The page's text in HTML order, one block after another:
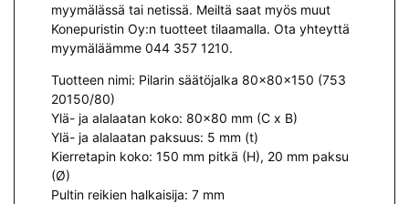
myymälässä tai netissä. Meiltä saat myös muut
Konepuristin Oy:n tuotteet tilaamalla. Ota yhteyttä
myymäläämme 044 357 1210.
Tuotteen nimi: Pilarin säätöjalka 80x80x150 (753
20150/80)
Ylä- ja alalaatan koko: 80×80 mm (C x B)
Ylä- ja alalaatan paksuus: 5 mm (t)
Kierretapin koko: 150 mm pitkä (H), 20 mm paksu
(Ø)
Pultin reikien halkaisija: 7 mm